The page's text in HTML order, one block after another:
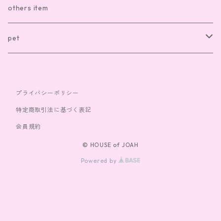
sox
bag
necklace
ring
others item
pet
toy
プライバシーポリシー
特定商取引法に基づく表記
会員規約
© HOUSE of JOAH
Powered by